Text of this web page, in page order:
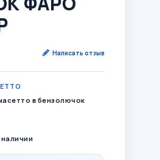
Написать отзыв
в бензолючок
наличии